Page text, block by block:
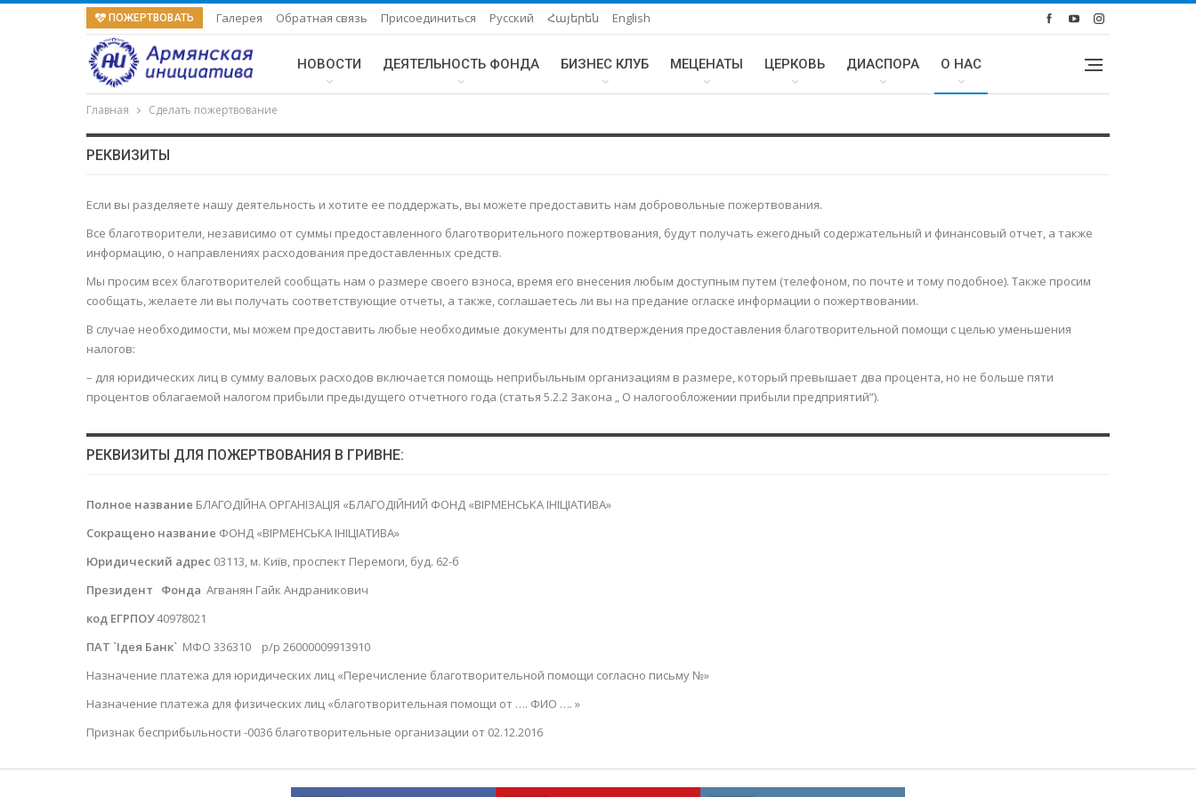
ПОЖЕРТВОВАТЬ Галерея Обратная связь Присоединиться Русский Հայերեն English
НОВОСТИ ДЕЯТЕЛЬНОСТЬ ФОНДА БИЗНЕС КЛУБ МЕЦЕНАТЫ ЦЕРКОВЬ ДИАСПОРА О НАС
Главная Сделать пожертвование
РЕКВИЗИТЫ
Если вы разделяете нашу деятельность и хотите ее поддержать, вы можете предоставить нам добровольные пожертвования.
Все благотворители, независимо от суммы предоставленного благотворительного пожертвования, будут получать ежегодный содержательный и финансовый отчет, а также
информацию, о направлениях расходования предоставленных средств.
Мы просим всех благотворителей сообщать нам о размере своего взноса, время его внесения любым доступным путем (телефоном, по почте и тому подобное). Также просим
сообщать, желаете ли вы получать соответствующие отчеты, а также, соглашаетесь ли вы на предание огласке информации о пожертвовании.
В случае необходимости, мы можем предоставить любые необходимые документы для подтверждения предоставления благотворительной помощи с целью уменьшения
налогов:
– для юридических лиц в сумму валовых расходов включается помощь неприбыльным организациям в размере, который превышает два процента, но не больше пяти
процентов облагаемой налогом прибыли предыдущего отчетного года (статья 5.2.2 Закона „ О налогообложении прибыли предприятий”).
РЕКВИЗИТЫ ДЛЯ ПОЖЕРТВОВАНИЯ В ГРИВНЕ:
Полное название БЛАГОДІЙНА ОРГАНІЗАЦІЯ «БЛАГОДІЙНИЙ ФОНД «ВІРМЕНСЬКА ІНІЦІАТИВА»
Сокращено название ФОНД «ВІРМЕНСЬКА ІНІЦІАТИВА»
Юридический адрес 03113, м. Київ, проспект Перемоги, буд. 62-б
Президент Фонда Агванян Гайк Андраникович
код ЕГРПОУ40978021
ПАТ `Ідея Банк` МФО 336310 р/р 26000009913910
Назначение платежа для юридических лиц «Перечисление благотворительной помощи согласно письму №»
Назначение платежа для физических лиц «благотворительная помощи от …. ФИО …. »
Признак бесприбыльности -0036 благотворительные организации от 02.12.2016